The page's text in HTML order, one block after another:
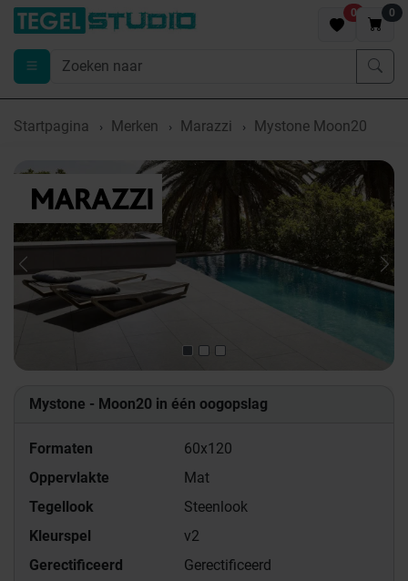
0 0
Startpagina Merken Marazzi Mystone Moon20
Previous
Mystone - Moon20 in één oogopslag
Formaten
60x120
Oppervlakte
Mat
Tegellook
Steenlook
Kleurspel
v2
Gerectificeerd
Gerectificeerd